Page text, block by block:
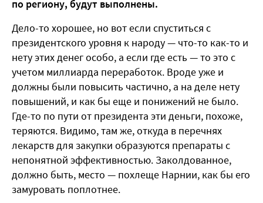
по региону, будут выполнены.
Дело-то хорошее, но вот если спуститься с
президентского уровня к народу — что-то как-то и
нету этих денег особо, а если где есть — то это с
учетом миллиарда переработок. Вроде уже и
должны были повысить частично, а на деле нету
повышений, и как бы еще и понижений не было.
Где-то по пути от президента эти деньги, похоже,
теряются. Видимо, там же, откуда в перечнях
лекарств для закупки образуются препараты с
непонятной эффективностью. Заколдованное,
должно быть, место — похлеще Нарнии, как бы его
замуровать поплотнее.